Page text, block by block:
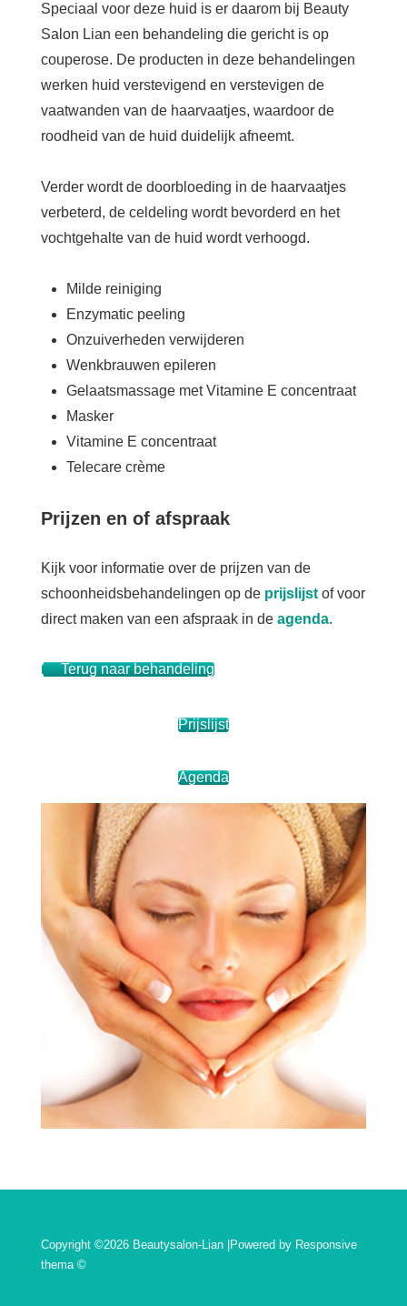
Speciaal voor deze huid is er daarom bij Beauty
Salon Lian een behandeling die gericht is op
couperose. De producten in deze behandelingen
werken huid verstevigend en verstevigen de
vaatwanden van de haarvaatjes, waardoor de
roodheid van de huid duidelijk afneemt.
Verder wordt de doorbloeding in de haarvaatjes
verbeterd, de celdeling wordt bevorderd en het
vochtgehalte van de huid wordt verhoogd.
Milde reiniging
Enzymatic peeling
Onzuiverheden verwijderen
Wenkbrauwen epileren
Gelaatsmassage met Vitamine E concentraat
Masker
Vitamine E concentraat
Telecare crème
Prijzen en of afspraak
Kijk voor informatie over de prijzen van de
schoonheidsbehandelingen op de prijslijst of voor
direct maken van een afspraak in de agenda.
Terug naar behandeling
Prijslijst
Agenda
Copyright ©2026 Beautysalon-Lian |Powered by Responsive
thema©